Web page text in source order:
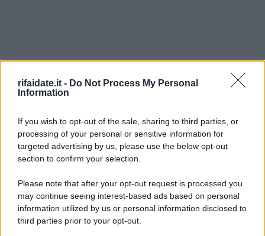
rifaidate.it - Do Not Process My Personal
Information
If you wish to opt-out of the sale, sharing to third parties, or
processing of your personal or sensitive information for
targeted advertising by us, please use the below opt-out
section to confirm your selection.
Please note that after your opt-out request is processed you
may continue seeing interest-based ads based on personal
information utilized by us or personal information disclosed to
third parties prior to your opt-out.